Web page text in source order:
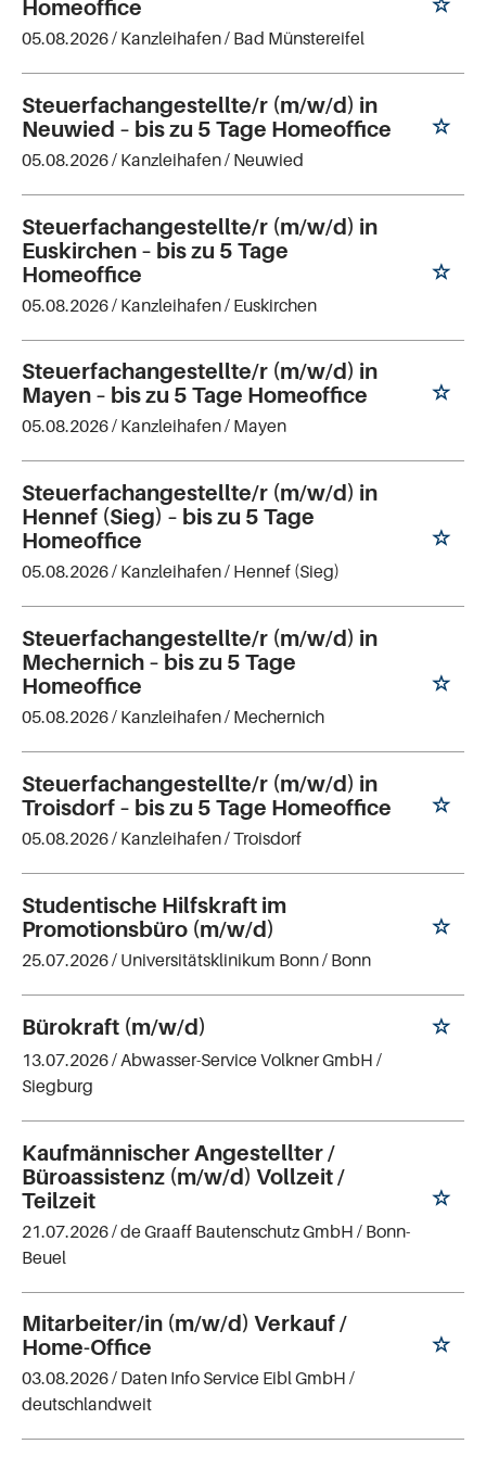
Homeoffice
05.08.2026 / Kanzleihafen/ Bad Münstereifel
Steuerfachangestellte/r (m/w/d) in
Neuwied – bis zu 5 Tage Homeoffice
05.08.2026 / Kanzleihafen/ Neuwied
Steuerfachangestellte/r (m/w/d) in
Euskirchen – bis zu 5 Tage
Homeoffice
05.08.2026 / Kanzleihafen/ Euskirchen
Steuerfachangestellte/r (m/w/d) in
Mayen – bis zu 5 Tage Homeoffice
05.08.2026 / Kanzleihafen/ Mayen
Steuerfachangestellte/r (m/w/d) in
Hennef (Sieg) – bis zu 5 Tage
Homeoffice
05.08.2026 / Kanzleihafen/ Hennef (Sieg)
Steuerfachangestellte/r (m/w/d) in
Mechernich – bis zu 5 Tage
Homeoffice
05.08.2026 / Kanzleihafen/ Mechernich
Steuerfachangestellte/r (m/w/d) in
Troisdorf – bis zu 5 Tage Homeoffice
05.08.2026 / Kanzleihafen/ Troisdorf
Studentische Hilfskraft im
Promotionsbüro (m/w/d)
25.07.2026 / Universitätsklinikum Bonn/ Bonn
Bürokraft (m/w/d)
13.07.2026 / Abwasser-Service Volkner GmbH /
Siegburg
Kaufmännischer Angestellter /
Büroassistenz (m/w/d) Vollzeit /
Teilzeit
21.07.2026 /de Graaff Bautenschutz GmbH / Bonn-
Beuel
Mitarbeiter/in (m/w/d) Verkauf /
Home-Office
03.08.2026 / Daten Info Service Eibl GmbH /
deutschlandweit